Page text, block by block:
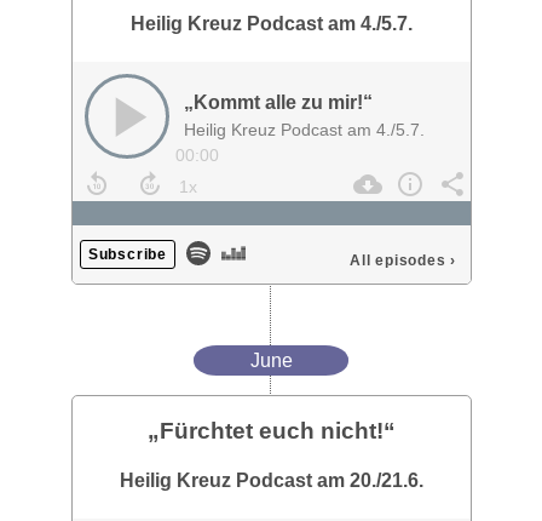
Heilig Kreuz Podcast am 4./5.7.
„Kommt alle zu mir!“
Heilig Kreuz Podcast am 4./5.7.
00:00
Subscribe All episodes ›
June
„Fürchtet euch nicht!“
Heilig Kreuz Podcast am 20./21.6.